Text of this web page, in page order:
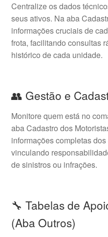
Centralize os dados
seus ativos. Na aba
informações cruciais de
frota, facilitando consultas
histórico de cada unidade.
👥 Gestão e
Monitore quem está no
aba Cadastro dos
informações completas
vinculando
de sinistros ou infrações.
🔧 Tabelas de
(Aba Outros)